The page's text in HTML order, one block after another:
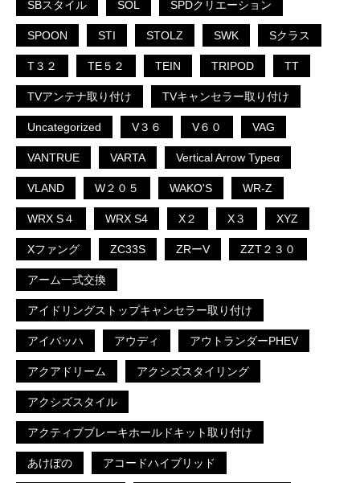
SBスタイル SOL SPDクリエーション
SPOON STI STOLZ SWK Sクラス
T３２ TE５２ TEIN TRIPOD TT
TVアンテナ取り付け TVキャンセラー取り付け
Uncategorized V３６ V６０ VAG
VANTRUE VARTA Vertical Arrow Typeα
VLAND W２０５ WAKO'S WR-Z
WRX S４ WRX S4 X２ X３ XYZ
Xファング ZC33S ZRーV ZZT２３０
アーム一式交換
アイドリングストップキャンセラー取り付け
アイバッハ アウディ アウトランダーPHEV
アクアドリーム アクシズスタイリング
アクシズスタイル
アクティブブレーキホールドキット取り付け
あけぼの アコードハイブリッド